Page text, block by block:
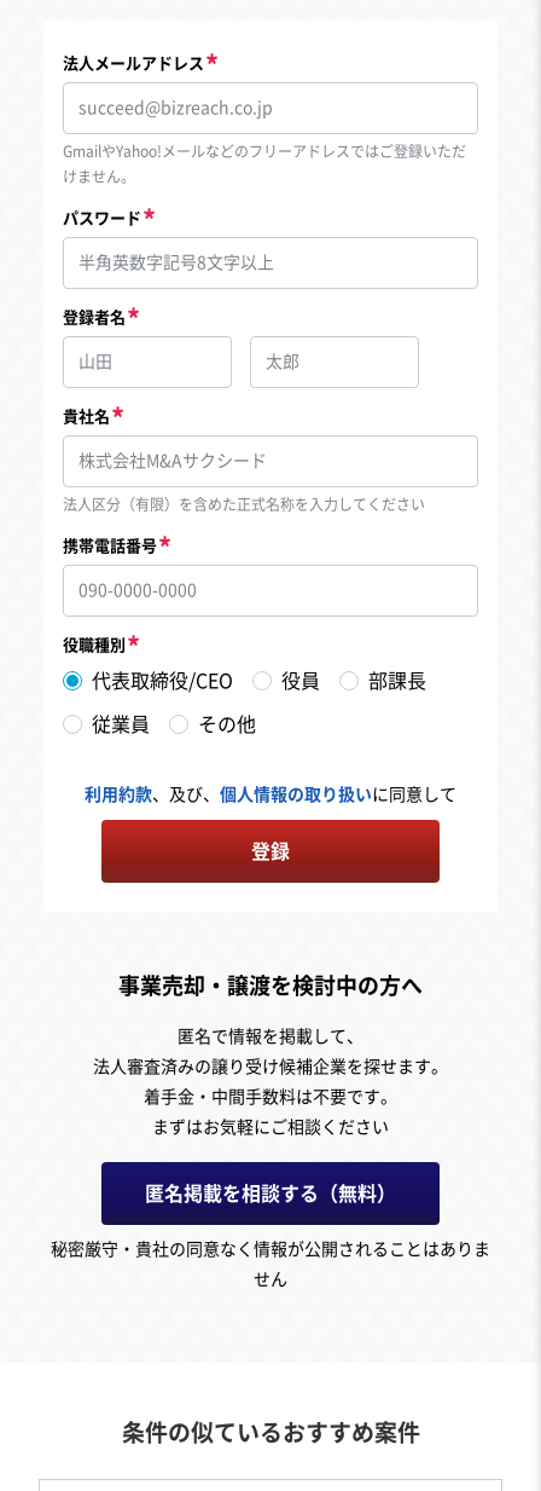
法人メールアドレス
GmailやYahoo!メールなどのフリーアドレスではご登録いただ
けません。
パスワード
登録者名
貴社名
法人区分（有限）を含めた正式名称を入力してください
携帯電話番号
役職種別
代表取締役/CEO 役員 部課長
従業員 その他
利用約款、及び、 個人情報の取り扱いに同意して
登録
事業売却・譲渡を検討中の方へ
匿名で情報を掲載して、
法人審査済みの譲り受け候補企業を探せます。
着手金・中間手数料は不要です。
まずはお気軽にご相談ください
匿名掲載を相談する（無料）
秘密厳守・貴社の同意なく情報が公開されることはありま
せん
条件の似ているおすすめ案件